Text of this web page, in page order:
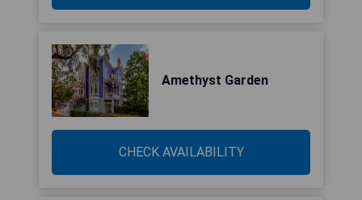
Amethyst Garden
CHECK AVAILABILITY